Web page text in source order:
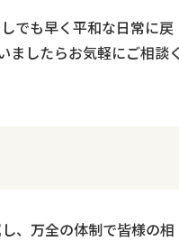
でも早く平和な日常に戻
ましたらお気軽にご相談く
、万全の体制で皆様の相